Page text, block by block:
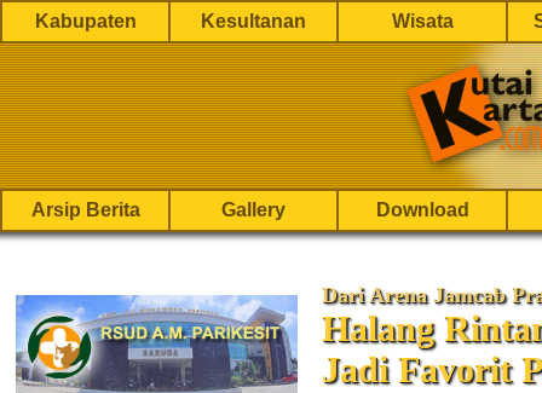
Kabupaten Kesultanan Wisata
Arsip Berita Gallery Download
Dari Arena Jamcab
Halang
Jadi Favorit